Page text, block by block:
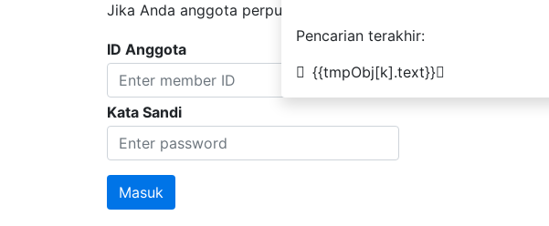
Pencarian terakhir:
{{tmpObj[k].text}}
Jika Anda anggota perpustakaan namun belum memiliki kata
ID Anggota
Kata Sandi